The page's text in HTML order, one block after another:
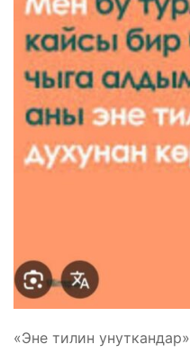
«Эне тилин унуткандар»